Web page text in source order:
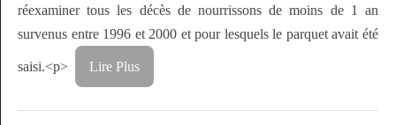
réexaminer tous les décès de nourrissons de moins de 1 an
survenus entre 1996 et 2000 et pour lesquels le parquet avait été
saisi.<p> Lire Plus